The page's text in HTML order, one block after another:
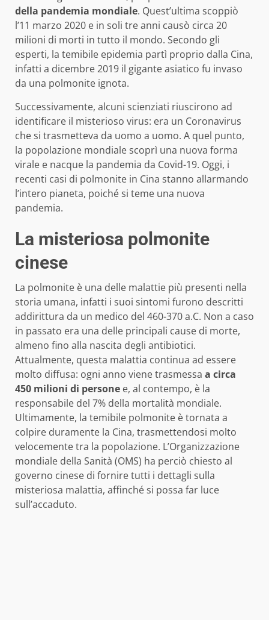
della pandemia mondiale. Quest’ultima scoppiò
l’11 marzo 2020 e in soli tre anni causò circa 20
milioni di morti in tutto il mondo. Secondo gli
esperti, la temibile epidemia partì proprio dalla Cina,
infatti a dicembre 2019 il gigante asiatico fu invaso
da una polmonite ignota.
Successivamente, alcuni scienziati riuscirono ad
identificare il misterioso virus: era un Coronavirus
che si trasmetteva da uomo a uomo. A quel punto,
la popolazione mondiale scoprì una nuova forma
virale e nacque la pandemia da Covid-19. Oggi, i
recenti casi di polmonite in Cina stanno allarmando
l’intero pianeta, poiché si teme una nuova
pandemia.
La misteriosa polmonite
cinese
La polmonite è una delle malattie più presenti nella
storia umana, infatti i suoi sintomi furono descritti
addirittura da un medico del 460-370 a.C. Non a caso
in passato era una delle principali cause di morte,
almeno fino alla nascita degli antibiotici.
Attualmente, questa malattia continua ad essere
molto diffusa: ogni anno viene trasmessa a circa
450 milioni di persone e, al contempo, è la
responsabile del 7% della mortalità mondiale.
Ultimamente, la temibile polmonite è tornata a
colpire duramente la Cina, trasmettendosi molto
velocemente tra la popolazione. L’Organizzazione
mondiale della Sanità (OMS) ha perciò chiesto al
governo cinese di fornire tutti i dettagli sulla
misteriosa malattia, affinché si possa far luce
sull’accaduto.